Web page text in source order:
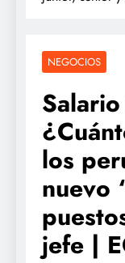
NEGOCIOS
los
nuevo
jefe |